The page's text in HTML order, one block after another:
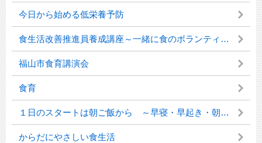
今日から始める低栄養予防
食生活改善推進員養成講座～一緒に食のボランティア活動をしませんか?～
福山市食育講演会
食育
１日のスタートは朝ご飯から ～早寝・早起き・朝ご飯～
からだにやさしい食生活